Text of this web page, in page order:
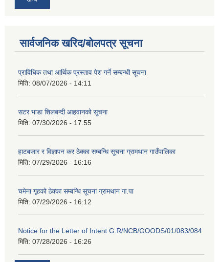
सार्वजनिक खरिद/बोलपत्र सूचना
प्राविधिक तथा आर्थिक प्रस्ताव पेश गर्ने सम्बन्धी सूचना
मिति: 08/07/2026 - 14:11
सटर भाडा शिलबन्दी आहवानको सूचना
मिति: 07/30/2026 - 17:55
हाटबजार र विज्ञापन कर ठेक्का सम्बन्धि सूचना ग्रामथान गाउँपालिका
मिति: 07/29/2026 - 16:16
चमेना गृहको ठेक्का सम्बन्धि सूचना ग्रामथान गा.पा
मिति: 07/29/2026 - 16:12
Notice for the Letter of Intent G.R/NCB/GOODS/01/083/084
मिति: 07/28/2026 - 16:26